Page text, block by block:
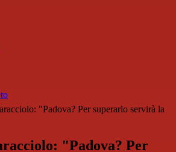
"Padova? Per superarlo servirà la
"Padova? Per